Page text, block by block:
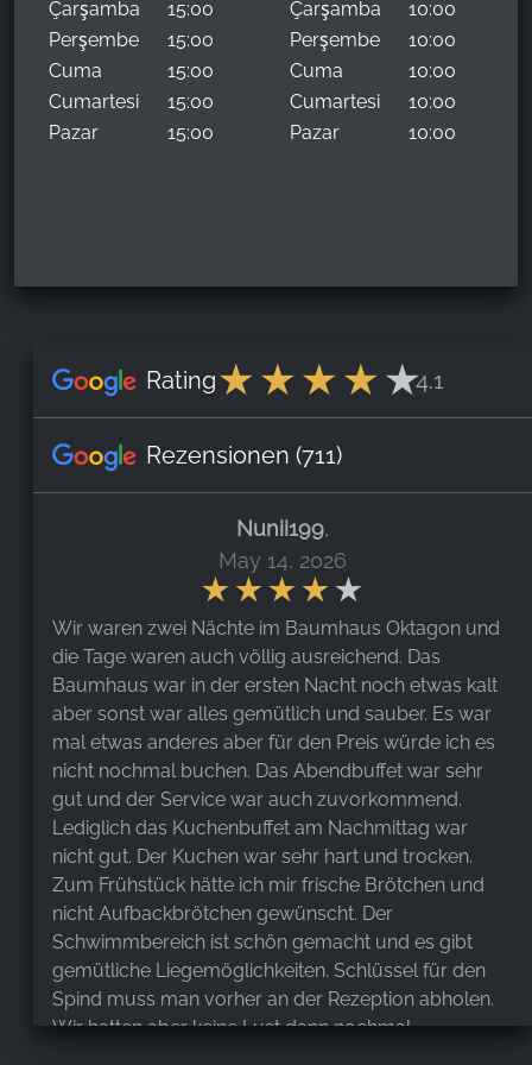
Çarşamba
15:00
Perşembe
15:00
Cuma
15:00
Cumartesi
15:00
Pazar
15:00
Çarşamba
10:00
Perşembe
10:00
Cuma
10:00
Cumartesi
10:00
Pazar
10:00
Rating 4.1
Rezensionen (711)
Nunii199,
May 14, 2026
Wir waren zwei Nächte im Baumhaus Oktagon und
die Tage waren auch völlig ausreichend. Das
Baumhaus war in der ersten Nacht noch etwas kalt
aber sonst war alles gemütlich und sauber. Es war
mal etwas anderes aber für den Preis würde ich es
nicht nochmal buchen. Das Abendbuffet war sehr
gut und der Service war auch zuvorkommend.
Lediglich das Kuchenbuffet am Nachmittag war
nicht gut. Der Kuchen war sehr hart und trocken.
Zum Frühstück hätte ich mir frische Brötchen und
nicht Aufbackbrötchen gewünscht. Der
Schwimmbereich ist schön gemacht und es gibt
gemütliche Liegemöglichkeiten. Schlüssel für den
Spind muss man vorher an der Rezeption abholen.
Wir hatten aber keine Lust dann nochmal